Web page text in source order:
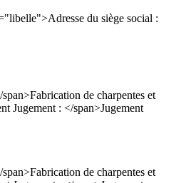
du siège social :
de charpentes et
Jugement : </span>Jugement
de charpentes et